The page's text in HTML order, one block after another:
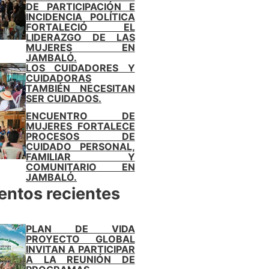
DE PARTICIPACIÓN E
INCIDENCIA POLÍTICA
FORTALECIÓ EL
LIDERAZGO DE LAS
MUJERES EN
JAMBALÓ.
LOS CUIDADORES Y
CUIDADORAS
TAMBIÉN NECESITAN
SER CUIDADOS.
ENCUENTRO DE
MUJERES FORTALECE
PROCESOS DE
CUIDADO PERSONAL,
FAMILIAR Y
COMUNITARIO EN
JAMBALÓ.
recientes
PLAN DE VIDA
PROYECTO GLOBAL
INVITAN A PARTICIPAR
A LA REUNIÓN DE